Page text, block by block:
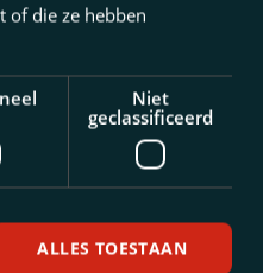
elektronica
had
buitenlandse
niet “in controle”
waren
aan deze
dat tarief terecht
of die ze hebben
Niet
geclassificeerd
ALLES TOESTAAN